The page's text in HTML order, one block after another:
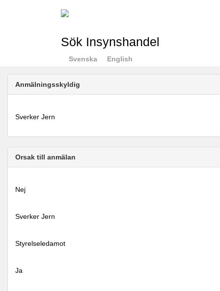
Sök Insynshandel
Svenska English
Anmälningsskyldig
Sverker Jern
Orsak till anmälan
Nej
Sverker Jern
Styrelseledamot
Ja